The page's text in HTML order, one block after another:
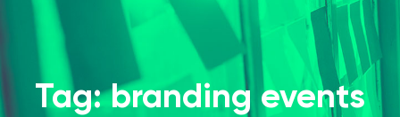
Tag: branding events